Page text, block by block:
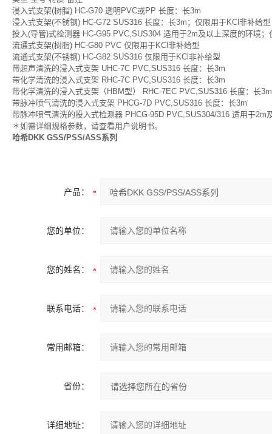
浸入式支架(树脂) HC-G70 透明PVC或PP 长度：长3m
浸入式支架(不锈钢) HC-G72 SUS316 长度：长3m；仅限用于KCl非补给型
投入(导管)式检测器 HC-G95 PVC,SUS304 适用于2m及以上深度的环境
流通式支架(树脂) HC-G80 PVC 仅限用于KCl非补给型
流通式支架(不锈钢) HC-G82 SUS316 仅限用于KCl非补给型
带超声清洗的浸入式支架 UHC-7C PVC,SUS316 长度：长3m
带化学清洗的浸入式支架 RHC-7C PVC,SUS316 长度：长3m
带化学清洗的浸入式支架（HBM型） RHC-7EC PVC,SUS316 长度：长3m
带脉冲喷气清洗的浸入式支架 PHCG-7D PVC,SUS316 长度：长3m
带脉冲喷气清洗的投入式检测器 PHCG-95D PVC,SUS304/316 适用于2m
＊如需详细规格参数，请查看用户说明书。
哈希DKK GSS/PSS/ASS系列
产品：
您的单位：
您的姓名：
联系电话：
常用邮箱：
省份：
详细地址：